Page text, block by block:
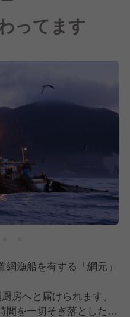
ってます
漁船を有する「網元」
房へと届けられます。
間を一切そぎ落とした、